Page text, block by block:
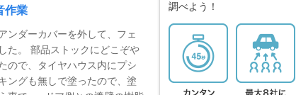
作業
ンダーカバーを外して、フェ
た。 部品ストックにどこぞや
ので、タイヤハウス内にプシ
ングも無しで塗ったので、塗
調べよう！